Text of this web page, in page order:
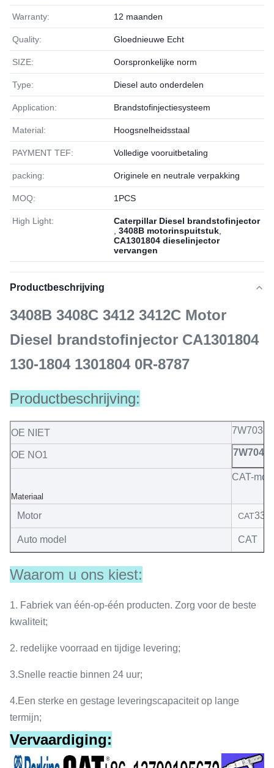
Warranty: 12 maanden
Quality: Gloednieuwe Echt
SIZE: Oorspronkelijke norm
Type: Diesel auto onderdelen
Application: Brandstofinjectiesysteem
Material: Hoogsnelheidsstaal
PAYMENT TEF: Volledige vooruitbetaling
packing: Originele en neutrale verpakking
MOQ: 1РСS
High Light:
Caterpillar Diesel brandstofinjector
3408B motorinspuitstuk
CA1301804 dieselinjector
vervangen
Productbeschrijving
3408B 3408C 3412 3412C Motor
Diesel brandstofinjector CA1301804
130-1804 1301804 0R-8787
Productbeschrijving:
OE NIET 7W7038
OE NO1 7W7045
Materiaal
CAT-
Motor CAT
Auto model CAT
Waarom u ons kiest:
1. Fabriek van één-op-één producten. Zorg voor de beste
kwaliteit;
2. redelijke voorraad en tijdige levering;
3.Snelle reactie binnen 24 uur;
4.Een sterke en gestage leveringscapaciteit op lange
termijn;
Vervaardiging: